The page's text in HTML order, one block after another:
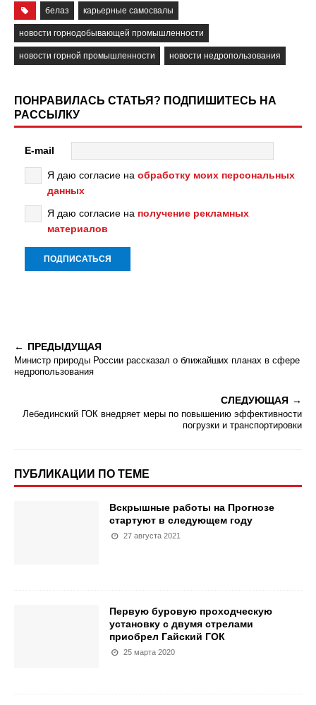
белаз карьерные самосвалы
новости горнодобывающей промышленности
новости горной промышленности новости недропользования
ПОНРАВИЛАСЬ СТАТЬЯ? ПОДПИШИТЕСЬ НА
РАССЫЛКУ
E-mail
Я даю согласие на обработку моих персональных
данных
Я даю согласие на получение рекламных
материалов
ПРЕДЫДУЩАЯ
Министр природы России рассказал о ближайших планах в сфере
недропользования
СЛЕДУЮЩАЯ
Лебединский ГОК внедряет меры по повышению эффективности
погрузки и транспортировки
ПУБЛИКАЦИИ ПО ТЕМЕ
Вскрышные работы на Прогнозе
стартуют в следующем году
27 августа 2021
Первую буровую проходческую
установку с двумя стрелами
приобрел Гайский ГОК
25 марта 2020